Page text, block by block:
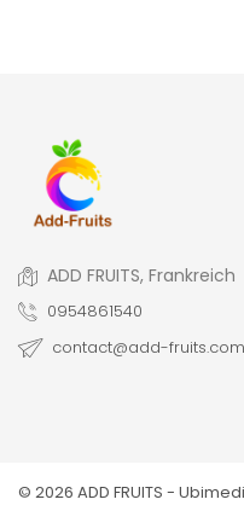
ADD FRUITS, Frankreich
0954861540
contact@add-fruits.com
© 2026 ADD FRUITS -